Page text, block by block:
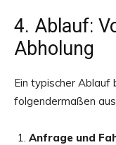
4. Ablauf:
Abholung
Ein typischer
folgendermaßen
Anfrage und